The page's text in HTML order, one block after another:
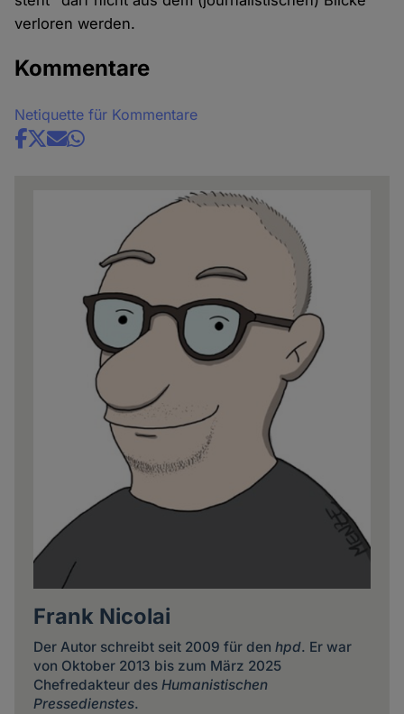
verloren werden.
Kommentare
Netiquette für Kommentare
Share
Frank Nicolai
Der Autor schreibt seit 2009 für den hpd. Er war
von Oktober 2013 bis zum März 2025
Chefredakteur des Humanistischen
Pressedienstes.